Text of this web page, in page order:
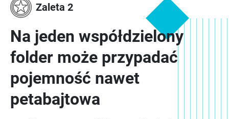
Zaleta 2
Na jeden współdzielony
folder może przypadać
pojemność nawet
petabajtowa